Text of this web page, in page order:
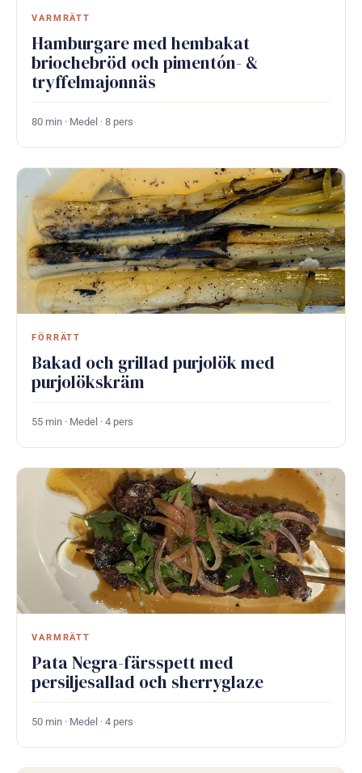
VARMRÄTT
Hamburgare med hembakat
briochebröd och pimentón- &
tryffelmajonnäs
80 min · Medel · 8 pers
FÖRRÄTT
Bakad och grillad purjolök med
purjolökskräm
55 min · Medel · 4 pers
VARMRÄTT
Pata Negra-färsspett med
persiljesallad och sherryglaze
50 min · Medel · 4 pers